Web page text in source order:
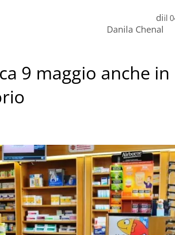
di
Danila Chenal
il
9 maggio anche in